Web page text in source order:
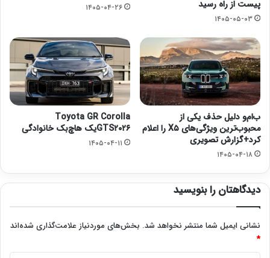
پیست از راه رسید
۱۴۰۵-۰۵-۰۳
۱۴۰۵-۰۴-۲۶
ب‌ام‌و دلیل حذف یکی از
محبوب‌ترین ویژگی‌های X۵ را اعلام
کرد+گزارش تصویری
۱۴۰۵-۰۴-۱۸
Toyota GR Corolla
GTS۲۰۲۶یک هاچ‌بک خانوادگی
۱۴۰۵-۰۴-۱۱
دیدگاهتان را بنویسید
نشانی ایمیل شما منتشر نخواهد شد. بخش‌های موردنیاز علامت‌گذاری شده‌اند
*